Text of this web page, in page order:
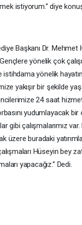
istiyorum.” diye
Başkanı Dr. Mehmet
yönelik çok
istihdama yönelik
yakışır bir şekilde
24 saat
yudumlayacak
gibi çalışmalarımız
üzere buradaki
Hüseyin bey
yapacağız.” Dedi.